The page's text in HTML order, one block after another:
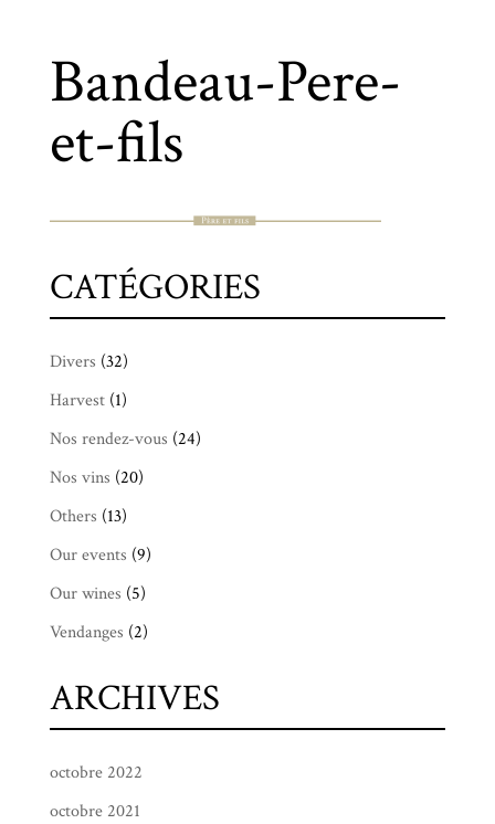
Bandeau-Pere-
et-fils
CATÉGORIES
Divers (32)
Harvest(1)
Nos rendez-vous (24)
Nos vins (20)
Others (13)
Our events (9)
Our wines (5)
Vendanges (2)
ARCHIVES
octobre 2022
octobre 2021